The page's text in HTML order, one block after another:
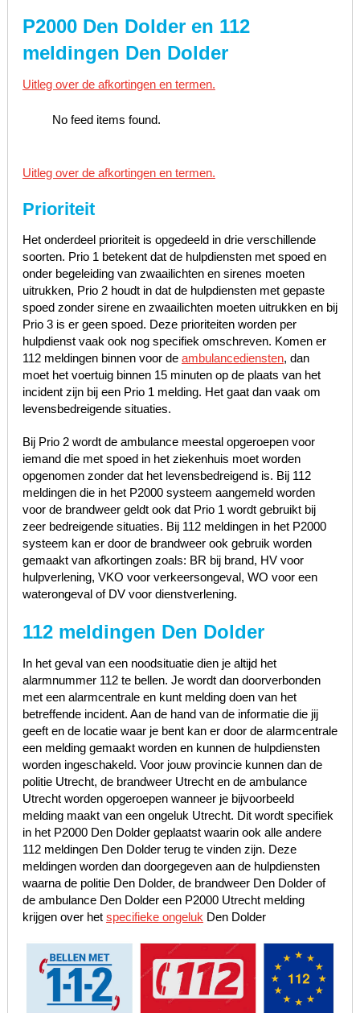
P2000 Den Dolder en 112
meldingen Den Dolder
Uitleg over de afkortingen en termen.
No feed items found.
Uitleg over de afkortingen en termen.
Prioriteit
Het onderdeel prioriteit is opgedeeld in drie verschillende
soorten. Prio 1 betekent dat de hulpdiensten met spoed en
onder begeleiding van zwaailichten en sirenes moeten
uitrukken, Prio 2 houdt in dat de hulpdiensten met gepaste
spoed zonder sirene en zwaailichten moeten uitrukken en bij
Prio 3 is er geen spoed. Deze prioriteiten worden per
hulpdienst vaak ook nog specifiek omschreven. Komen er
112 meldingen binnen voor de ambulancediensten, dan
moet het voertuig binnen 15 minuten op de plaats van het
incident zijn bij een Prio 1 melding. Het gaat dan vaak om
levensbedreigende situaties.
Bij Prio 2 wordt de ambulance meestal opgeroepen voor
iemand die met spoed in het ziekenhuis moet worden
opgenomen zonder dat het levensbedreigend is. Bij 112
meldingen die in het P2000 systeem aangemeld worden
voor de brandweer geldt ook dat Prio 1 wordt gebruikt bij
zeer bedreigende situaties. Bij 112 meldingen in het P2000
systeem kan er door de brandweer ook gebruik worden
gemaakt van afkortingen zoals: BR bij brand, HV voor
hulpverlening, VKO voor verkeersongeval, WO voor een
waterongeval of DV voor dienstverlening.
112 meldingen Den Dolder
In het geval van een noodsituatie dien je altijd het
alarmnummer 112 te bellen. Je wordt dan doorverbonden
met een alarmcentrale en kunt melding doen van het
betreffende incident. Aan de hand van de informatie die jij
geeft en de locatie waar je bent kan er door de alarmcentrale
een melding gemaakt worden en kunnen de hulpdiensten
worden ingeschakeld. Voor jouw provincie kunnen dan de
politie Utrecht, de brandweer Utrecht en de ambulance
Utrecht worden opgeroepen wanneer je bijvoorbeeld
melding maakt van een ongeluk Utrecht. Dit wordt specifiek
in het P2000 Den Dolder geplaatst waarin ook alle andere
112 meldingen Den Dolder terug te vinden zijn. Deze
meldingen worden dan doorgegeven aan de hulpdiensten
waarna de politie Den Dolder, de brandweer Den Dolder of
de ambulance Den Dolder een P2000 Utrecht melding
krijgen over het specifieke ongeluk Den Dolder